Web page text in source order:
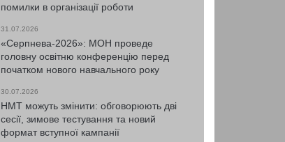
помилки в організації роботи
31.07.2026
«Серпнева-2026»: МОН проведе
головну освітню конференцію перед
початком нового навчального року
30.07.2026
НМТ можуть змінити: обговорюють дві
сесії, зимове тестування та новий
формат вступної кампанії